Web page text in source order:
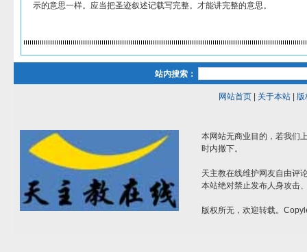
示的意思一样。应当把圣迹叙述记载写完整。才能讲完整的意思。
站内搜索：
网站首页| 关于本站| 版
本网站无商业目的，若我们
时内撤下。
天主教在线维护网友自由评
本站绝对禁止发布人身攻击
版权所无，欢迎转载。